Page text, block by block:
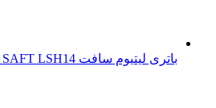
باتری لیتیوم سافت SAFT LSH14